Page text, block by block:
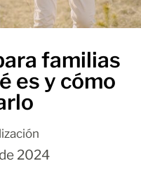
familias
es y cómo
2024